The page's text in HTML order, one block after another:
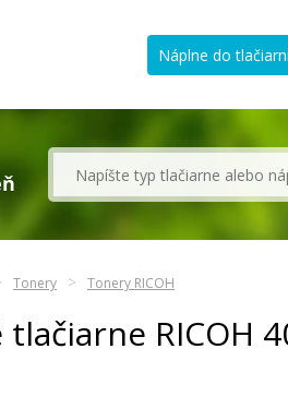
Náplne do
Tonery Tonery RICOH
tlačiarne RICOH